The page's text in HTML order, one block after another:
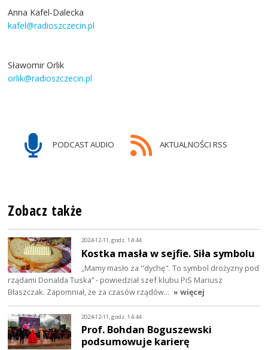
Anna Kafel-Dalecka
kafel@radioszczecin.pl
Sławomir Orlik
orlik@radioszczecin.pl
PODCAST AUDIO AKTUALNOŚCI RSS
Zobacz także
2024-12-11, godz. 14:44
Kostka masła w sejfie. Siła symbolu
„Mamy masło za "dychę". To symbol drożyzny pod
rządami Donalda Tuska” - powiedział szef klubu PiS Mariusz
Błaszczak. Zapomniał, że za czasów rządów… » więcej
2024-12-11, godz. 14:44
Prof. Bohdan Boguszewski
podsumowuje karierę